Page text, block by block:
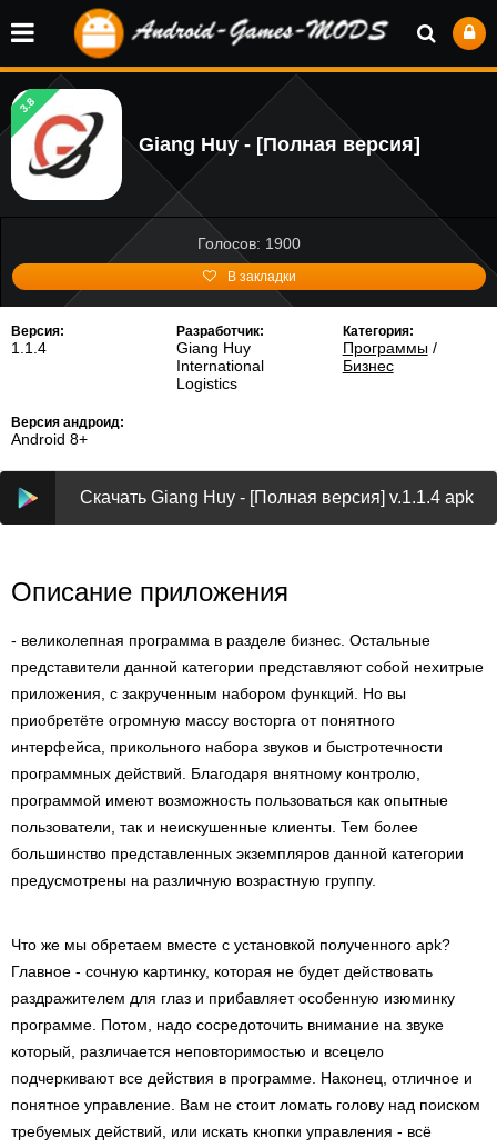
3.8
Giang Huy - [Полная версия]
Голосов: 1900
В закладки
Версия:
1.1.4
Разработчик:
Giang Huy
International
Logistics
Категория:
Программы/
Бизнес
Версия андроид:
Android 8+
Скачать Giang Huy - [Полная версия] v.1.1.4 apk
Описание приложения
- великолепная программа в разделе бизнес. Остальные
представители данной категории представляют собой нехитрые
приложения, с закрученным набором функций. Но вы
приобретёте огромную массу восторга от понятного
интерфейса, прикольного набора звуков и быстротечности
программных действий. Благодаря внятному контролю,
программой имеют возможность пользоваться как опытные
пользователи, так и неискушенные клиенты. Тем более
большинство представленных экземпляров данной категории
предусмотрены на различную возрастную группу.
Что же мы обретаем вместе с установкой полученного apk?
Главное - сочную картинку, которая не будет действовать
раздражителем для глаз и прибавляет особенную изюминку
программе. Потом, надо сосредоточить внимание на звуке
который, различается неповторимостью и всецело
подчеркивают все действия в программе. Наконец, отличное и
понятное управление. Вам не стоит ломать голову над поиском
требуемых действий, или искать кнопки управления - всё